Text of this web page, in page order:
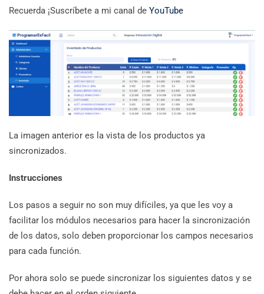
Recuerda ¡Suscríbete a mi canal de YouTube
La imagen anterior es la vista de los productos ya
sincronizados.
Instrucciones
Los pasos a seguir no son muy difíciles, ya que les voy a
facilitar los módulos necesarios para hacer la sincronización
de los datos, solo deben proporcionar los campos necesarios
para cada función.
Por ahora solo se puede sincronizar los siguientes datos y se